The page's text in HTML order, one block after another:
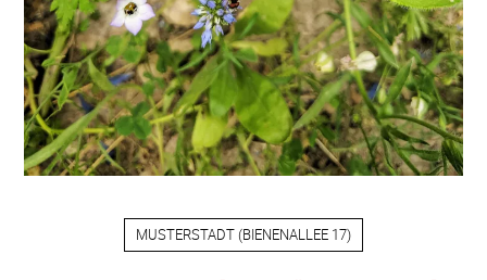
MUSTERSTADT (BIENENALLEE 17)